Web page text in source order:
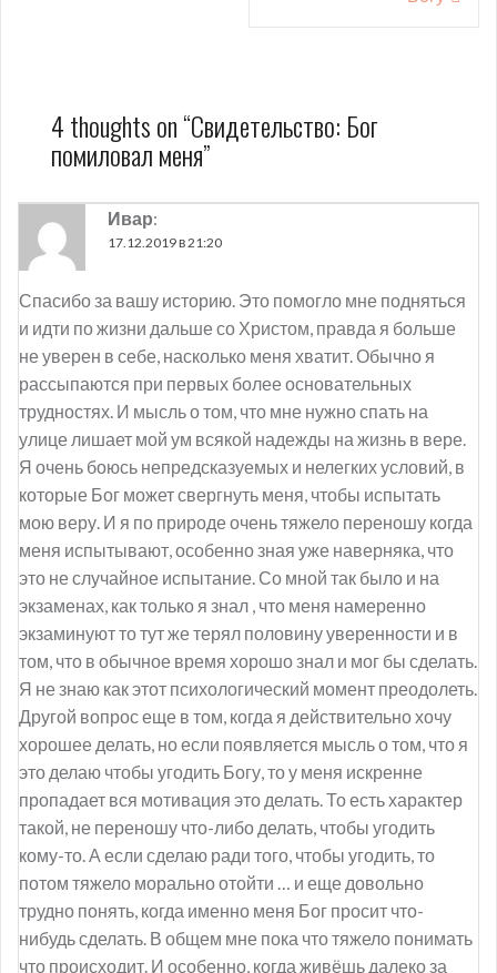
4 thoughts on “Свидетельство: Бог
помиловал меня”
Ивар:
17.12.2019 в 21:20
Спасибо за вашу историю. Это помогло мне подняться
и идти по жизни дальше со Христом, правда я больше
не уверен в себе, насколько меня хватит. Обычно я
рассыпаются при первых более основательных
трудностях. И мысль о том, что мне нужно спать на
улице лишает мой ум всякой надежды на жизнь в вере.
Я очень боюсь непредсказуемых и нелегких условий, в
которые Бог может свергнуть меня, чтобы испытать
мою веру. И я по природе очень тяжело переношу когда
меня испытывают, особенно зная уже наверняка, что
это не случайное испытание. Со мной так было и на
экзаменах, как только я знал , что меня намеренно
экзаминуют то тут же терял половину уверенности и в
том, что в обычное время хорошо знал и мог бы сделать.
Я не знаю как этот психологический момент преодолеть.
Другой вопрос еще в том, когда я действительно хочу
хорошее делать, но если появляется мысль о том, что я
это делаю чтобы угодить Богу, то у меня искренне
пропадает вся мотивация это делать. То есть характер
такой, не переношу что-либо делать, чтобы угодить
кому-то. А если сделаю ради того, чтобы угодить, то
потом тяжело морально отойти … и еще довольно
трудно понять, когда именно меня Бог просит что-
нибудь сделать. В общем мне пока что тяжело понимать
что происходит. И особенно, когда живёшь далеко за